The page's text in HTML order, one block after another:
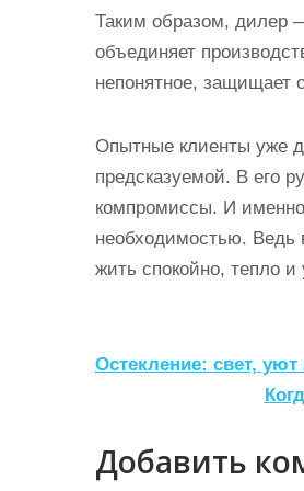
Таким образом, дилер
объединяет
непонятное, защищает
Опытные клиенты уже
предсказуемой. В его
компромиссы. И
необходимостью. Ведь
жить спокойно, тепло и
Н
в
и
Остекление: свет,
Добавить